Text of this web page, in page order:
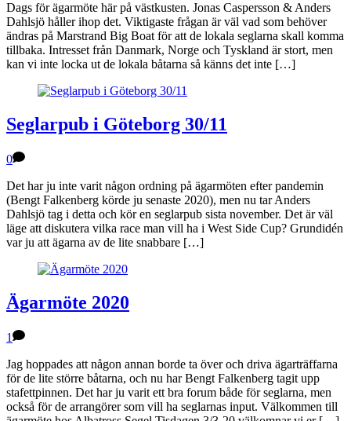
Dags för ägarmöte här på västkusten. Jonas Caspersson & Anders
Dahlsjö håller ihop det. Viktigaste frågan är väl vad som behöver
ändras på Marstrand Big Boat för att de lokala seglarna skall komma
tillbaka. Intresset från Danmark, Norge och Tyskland är stort, men
kan vi inte locka ut de lokala båtarna så känns det inte […]
Seglarpub i Göteborg 30/11
0
Det har ju inte varit någon ordning på ägarmöten efter pandemin
(Bengt Falkenberg körde ju senaste 2020), men nu tar Anders
Dahlsjö tag i detta och kör en seglarpub sista november. Det är väl
läge att diskutera vilka race man vill ha i West Side Cup? Grundidén
var ju att ägarna av de lite snabbare […]
Ägarmöte 2020
1
Jag hoppades att någon annan borde ta över och driva ägarträffarna
för de lite större båtarna, och nu har Bengt Falkenberg tagit upp
stafettpinnen. Det har ju varit ett bra forum både för seglarna, men
också för de arrangörer som vill ha seglarnas input. Välkommen till